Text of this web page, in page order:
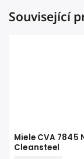
Související
Miele CVA 7845
Cleansteel